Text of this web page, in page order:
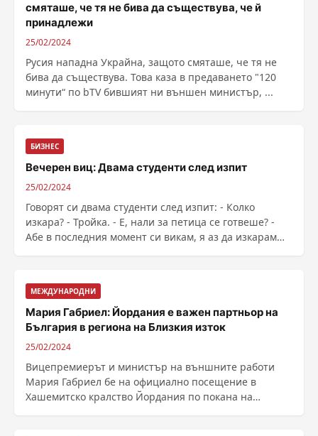
смяташе, че тя не бива да съществува, че й
принадлежи
25/02/2024
Русия нападна Украйна, защото смяташе, че тя не
бива да съществува. Това каза в предаването "120
минути“ по bTV бившият ни външен министър, ...
БИЗНЕС
Вечерен виц: Двама студенти след изпит
25/02/2024
Говорят си двама студенти след изпит: - Колко
изкара? - Тройка. - Е, нали за петица се готвеше? -
Абе в последния момент си викам, я аз да изкарам
МЕЖДУНАРОДНИ
Мария Габриел: Йордания е важен партньор на
България в региона на Близкия изток
25/02/2024
Вицепремиерът и министър на външните работи
Мария Габриел бе на официално посещение в
Хашемитско кралство Йордания по покана на